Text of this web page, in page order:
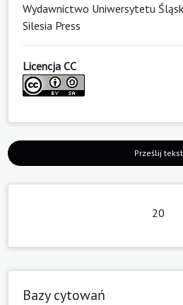
Wydawnictwo Uniwersytetu
Silesia Press
Licencja CC
Prześlij tekst
20
Bazy cytowań